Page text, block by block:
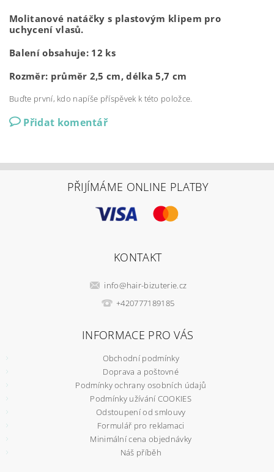
Molitanové natáčky s plastovým klipem pro
uchycení vlasů.
Balení obsahuje: 12 ks
Rozměr: průměr 2,5 cm, délka 5,7 cm
Buďte první, kdo napíše příspěvek k této položce.
Přidat komentář
PŘIJÍMÁME ONLINE PLATBY
KONTAKT
info@hair-bizuterie.cz
+420777189185
INFORMACE PRO VÁS
Obchodní podmínky
Doprava a poštovné
Podmínky ochrany osobních údajů
Podmínky užívání COOKIES
Odstoupení od smlouvy
Formulář pro reklamaci
Minimální cena objednávky
Náš příběh